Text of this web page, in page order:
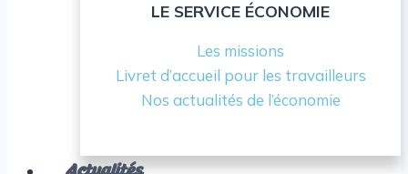
LE SERVICE ÉCONOMIE
Les missions
Livret d’accueil pour les travailleurs
Nos actualités de l’économie